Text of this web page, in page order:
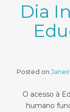
Dia
Posted on
O acesso à
humano